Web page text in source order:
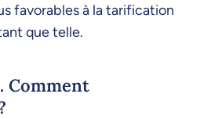
favorables à la tarification
que telle.
Comment